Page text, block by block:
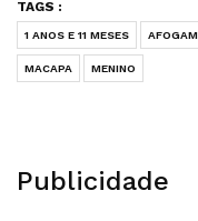
TAGS :
1 ANOS E 11 MESES
MACAPA MENINO
Publicidade